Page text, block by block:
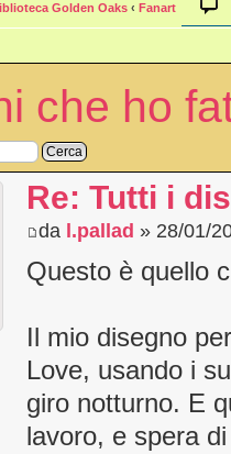
Golden Oaks ‹ Fanart
che ho
Re: Tutti i
da l.pallad » 28/01/
Questo è quello
Il mio disegno
Love, usando i
giro notturno. E
lavoro, e spera